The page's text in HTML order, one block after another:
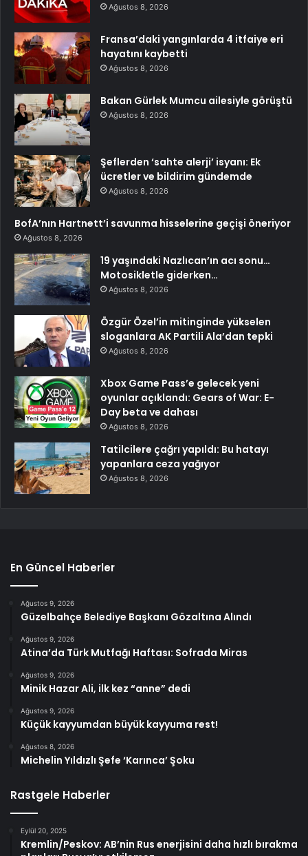
Ağustos 8, 2026
Fransa’daki yangınlarda 4 itfaiye eri
hayatını kaybetti
Ağustos 8, 2026
Bakan Gürlek Mumcu ailesiyle görüştü
Ağustos 8, 2026
Şeflerden ‘sahte alerji’ isyanı: Ek
ücretler ve bildirim gündemde
Ağustos 8, 2026
BofA’nın Hartnett’i savunma hisselerine geçişi öneriyor
Ağustos 8, 2026
19 yaşındaki Nazlıcan’ın acı sonu…
Motosikletle giderken…
Ağustos 8, 2026
Özgür Özel’in mitinginde yükselen
sloganlara AK Partili Ala’dan tepki
Ağustos 8, 2026
Xbox Game Pass’e gelecek yeni
oyunlar açıklandı: Gears of War: E-
Day beta ve dahası
Ağustos 8, 2026
Tatilcilere çağrı yapıldı: Bu hatayı
yapanlara ceza yağıyor
Ağustos 8, 2026
En Güncel Haberler
Ağustos 9, 2026
Güzelbahçe Belediye Başkanı Gözaltına Alındı
Ağustos 9, 2026
Atina’da Türk Mutfağı Haftası: Sofrada Miras
Ağustos 9, 2026
Minik Hazar Ali, ilk kez “anne” dedi
Ağustos 9, 2026
Küçük kayyumdan büyük kayyuma rest!
Ağustos 8, 2026
Michelin Yıldızlı Şefe ‘Karınca’ Şoku
Rastgele Haberler
Eylül 20, 2025
Kremlin/Peskov: AB’nin Rus enerjisini daha hızlı bırakma